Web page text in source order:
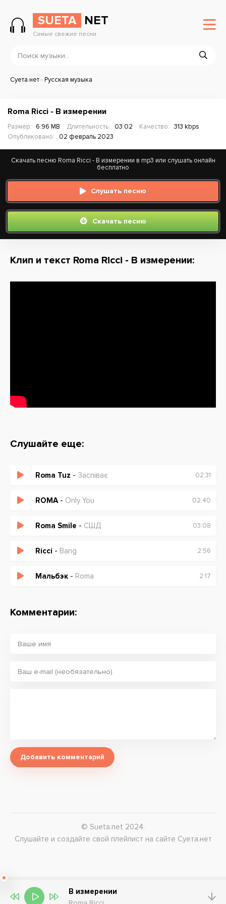
SUETA NET
Самые свежие песни
Суета.нет-Русская музыка
Roma Ricci - В измерении
Размер: 6.96 MB Длительность: 03:02 Качество:
313 kbps
Опубликовано:
02 февраль 2023
Скачать песню Roma Ricci - В измерении в mp3 или слушать онлайн
бесплатно
Слушать песню
Скачать песню
Клип и текст Roma Ricci - В измерении:
Слушайте еще:
Roma Tuz - Заспiває 02:31
ROMA- Only You 02:40
Roma Smile - СШД 03:08
Ricci - Bang 2:56
Мальбэк - Roma 2:17
Комментарии:
Добавить комментарий
© Sueta.net 2024.
Слушайте и создайте свой плейлист на сайте Суета.нет
В измерении